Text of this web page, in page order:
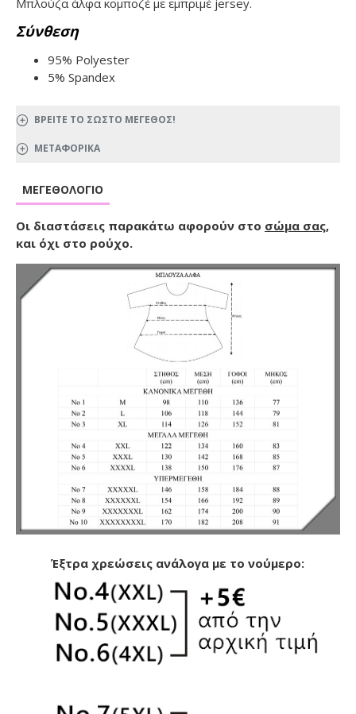
Σύνθεση
95% Polyester
5% Spandex
ΒΡΕΙΤΕ ΤΟ ΣΩΣΤΟ ΜΕΓΕΘΟΣ!
ΜΕΤΑΦΟΡΙΚΑ
ΜΕΓΕΘΟΛΌΓΙΟ
Οι διαστάσεις παρακάτω αφορούν στο σώμα σας,
και όχι στο ρούχο.
Έξτρα χρεώσεις ανάλογα με το νούμερο: